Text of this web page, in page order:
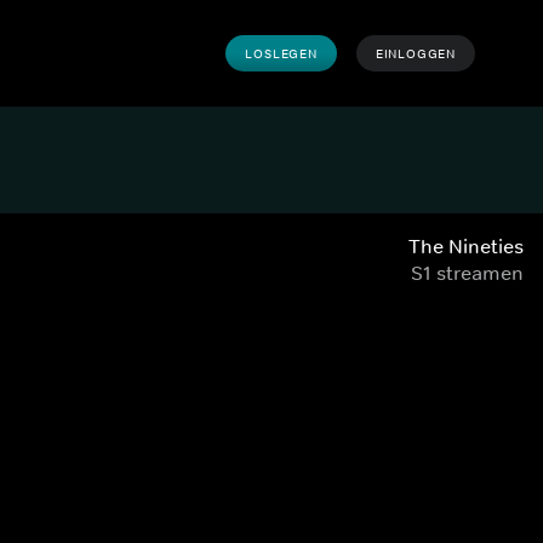
LOSLEGEN EINLOGGEN
The Nineties
S1 streamen